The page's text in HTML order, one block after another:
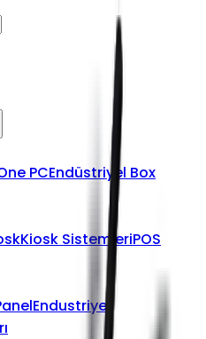
PCEndüstriyel Box
Kiosk SistemleriPOS
Endustriyel